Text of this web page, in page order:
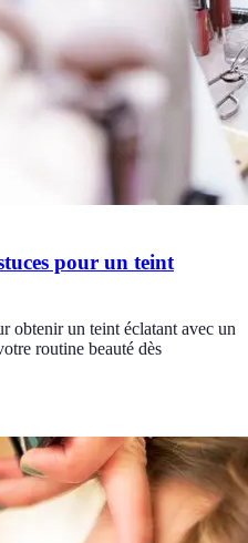
pour un teint
obtenir un teint éclatant avec un
routine beauté dès